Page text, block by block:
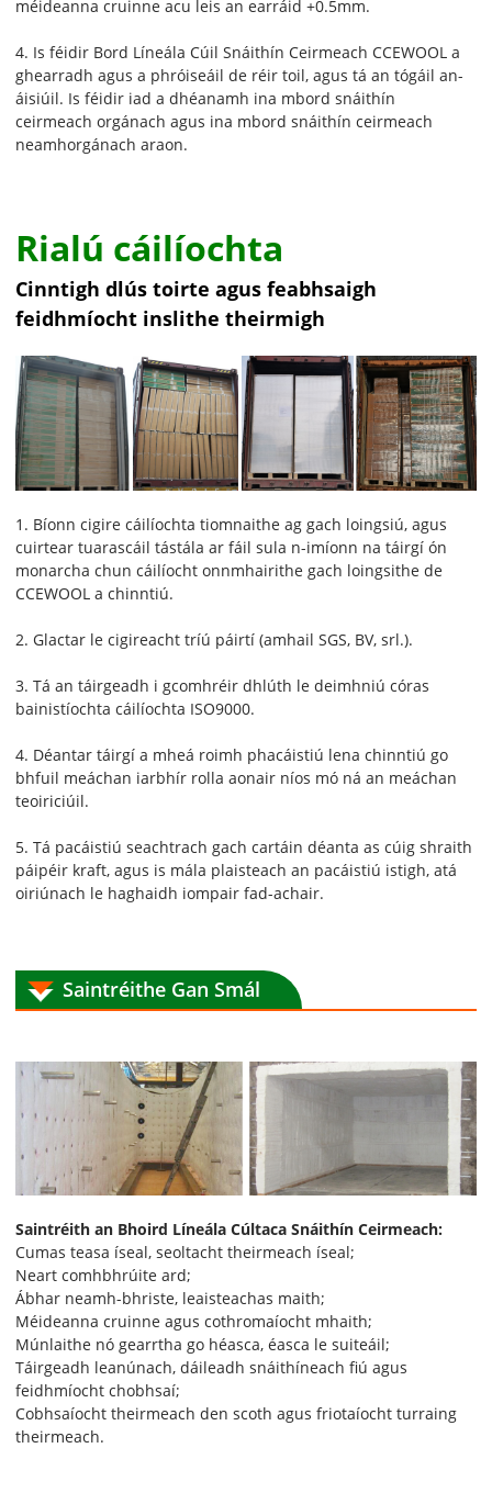
méideanna cruinne acu leis an earráid +0.5mm.
4. Is féidir Bord Líneála Cúil Snáithín Ceirmeach CCEWOOL a
ghearradh agus a phróiseáil de réir toil, agus tá an tógáil an-
áisiúil. Is féidir iad a dhéanamh ina mbord snáithín
ceirmeach orgánach agus ina mbord snáithín ceirmeach
neamhorgánach araon.
Rialú cáilíochta
Cinntigh dlús toirte agus feabhsaigh
feidhmíocht inslithe theirmigh
1. Bíonn cigire cáilíochta tiomnaithe ag gach loingsiú, agus
cuirtear tuarascáil tástála ar fáil sula n-imíonn na táirgí ón
monarcha chun cáilíocht onnmhairithe gach loingsithe de
CCEWOOL a chinntiú.
2. Glactar le cigireacht tríú páirtí (amhail SGS, BV, srl.).
3. Tá an táirgeadh i gcomhréir dhlúth le deimhniú córas
bainistíochta cáilíochta ISO9000.
4. Déantar táirgí a mheá roimh phacáistiú lena chinntiú go
bhfuil meáchan iarbhír rolla aonair níos mó ná an meáchan
teoiriciúil.
5. Tá pacáistiú seachtrach gach cartáin déanta as cúig shraith
páipéir kraft, agus is mála plaisteach an pacáistiú istigh, atá
oiriúnach le haghaidh iompair fad-achair.
Saintréithe Gan Smál
Saintréith an Bhoird Líneála Cúltaca Snáithín Ceirmeach:
Cumas teasa íseal, seoltacht theirmeach íseal;
Neart comhbhrúite ard;
Ábhar neamh-bhriste, leaisteachas maith;
Méideanna cruinne agus cothromaíocht mhaith;
Múnlaithe nó gearrtha go héasca, éasca le suiteáil;
Táirgeadh leanúnach, dáileadh snáithíneach fiú agus
feidhmíocht chobhsaí;
Cobhsaíocht theirmeach den scoth agus friotaíocht turraing
theirmeach.